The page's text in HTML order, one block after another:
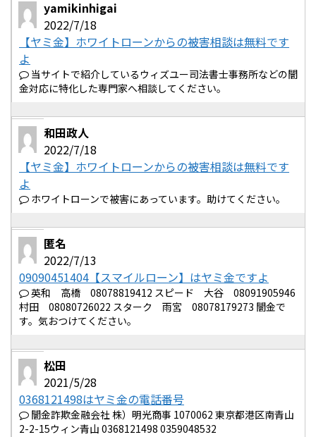
yamikinhigai
2022/7/18
【ヤミ金】ホワイトローンからの被害相談は無料です
よ
当サイトで紹介しているウィズユー司法書士事務所などの闇
金対応に特化した専門家へ相談してください。
和田政人
2022/7/18
【ヤミ金】ホワイトローンからの被害相談は無料です
よ
ホワイトローンで被害にあっています。助けてください。
匿名
2022/7/13
09090451404【スマイルローン】はヤミ金ですよ
英和 高橋 08078819412 スピード 大谷 08091905946
村田 08080726022 スターク 雨宮 08078179273 闇金で
す。気おつけてください。
松田
2021/5/28
0368121498はヤミ金の電話番号
闇金詐欺金融会社 株）明光商事 1070062 東京都港区南青山
2-2-15ウィン青山 0368121498 0359048532